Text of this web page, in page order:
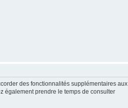
des fonctionnalités supplémentaires aux
également prendre le temps de consulter